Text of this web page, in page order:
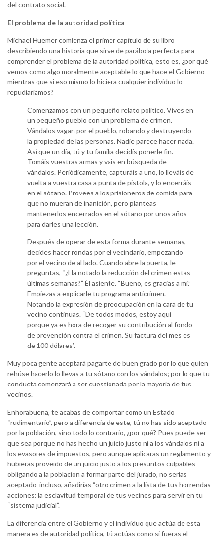
del contrato social.
El problema de la autoridad política
Michael Huemer comienza el primer capítulo de su libro
describiendo una historia que sirve de parábola perfecta para
comprender el problema de la autoridad política, esto es, ¿por qué
vemos como algo moralmente aceptable lo que hace el Gobierno
mientras que si eso mismo lo hiciera cualquier individuo lo
repudiaríamos?
Comenzamos con un pequeño relato político. Vives en
un pequeño pueblo con un problema de crimen.
Vándalos vagan por el pueblo, robando y destruyendo
la propiedad de las personas. Nadie parece hacer nada.
Así que un día, tú y tu familia decidís ponerle fin.
Tomáis vuestras armas y vais en búsqueda de
vándalos. Periódicamente, capturáis a uno, lo lleváis de
vuelta a vuestra casa a punta de pistola, y lo encerráis
en el sótano. Provees a los prisioneros de comida para
que no mueran de inanición, pero planteas
mantenerlos encerrados en el sótano por unos años
para darles una lección.
Después de operar de esta forma durante semanas,
decides hacer rondas por el vecindario, empezando
por el vecino de al lado. Cuando abre la puerta, le
preguntas, “¿Ha notado la reducción del crimen estas
últimas semanas?” Él asiente. “Bueno, es gracias a mi.”
Empiezas a explicarle tu programa anticrimen.
Notando la expresión de preocupación en la cara de tu
vecino continuas. “De todos modos, estoy aquí
porque ya es hora de recoger su contribución al fondo
de prevención contra el crimen. Su factura del mes es
de 100 dólares”.
Muy poca gente aceptará pagarte de buen grado por lo que quien
rehúse hacerlo lo llevas a tu sótano con los vándalos; por lo que tu
conducta comenzará a ser cuestionada por la mayoría de tus
vecinos.
Enhorabuena, te acabas de comportar como un Estado
“rudimentario”, pero a diferencia de este, tú no has sido aceptado
por la población, sino todo lo contrario, ¿por qué? Pues puede ser
que sea porque no has hecho un juicio justo ni a los vándalos ni a
los evasores de impuestos, pero aunque aplicaras un reglamento y
hubieras proveído de un juicio justo a los presuntos culpables
obligando a la población a formar parte del jurado, no serías
aceptado, incluso, añadirías “otro crimen a la lista de tus horrendas
acciones: la esclavitud temporal de tus vecinos para servir en tu
“sistema judicial”.
La diferencia entre el Gobierno y el individuo que actúa de esta
manera es de autoridad política, tú actúas como si fueras el